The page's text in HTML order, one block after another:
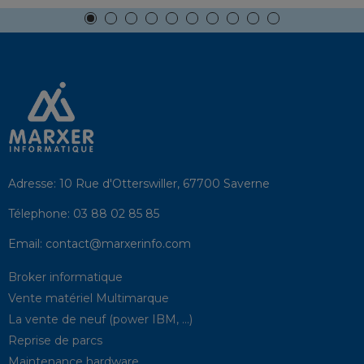
Adresse: 10 Rue d'Otterswiller, 67700 Saverne
Télephone: 03 88 02 85 85
Email: contact@marxerinfo.com​
Broker informatique
Vente matériel Multimarque
La vente de neuf (power IBM, …)
Reprise de parcs